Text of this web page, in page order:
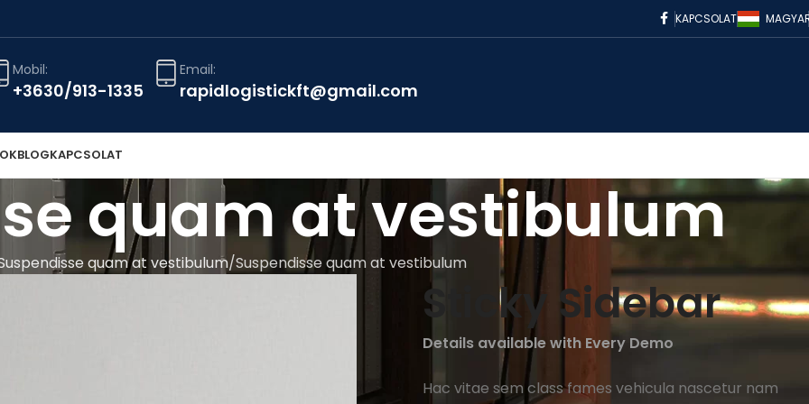
KAPCSOLAT
Mobil:
+3630/913-1335
Email:
rapidlogistickft@gmail.com
BLOGKAPCSOLAT
quam at vestibulum
quam at vestibulum Suspendisse quam at vestibulum
Sticky Sidebar
Details available with Every Demo
Hac vitae sem class fames vehicula nascetur nam